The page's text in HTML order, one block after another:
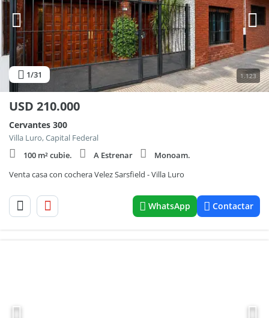
1/31 1.123
USD 210.000
Cervantes 300
Villa Luro, Capital Federal
100 m² cubie.
A Estrenar
Monoam.
Venta casa con cochera Velez Sarsfield - Villa Luro
WhatsApp Contactar